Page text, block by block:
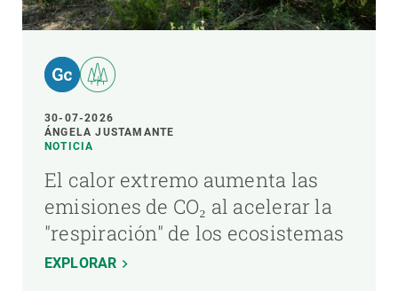
30-07-2026
ÁNGELA JUSTAMANTE
NOTICIA
El calor extremo aumenta las
emisiones de CO₂ al acelerar la
"respiración" de los ecosistemas
EXPLORAR